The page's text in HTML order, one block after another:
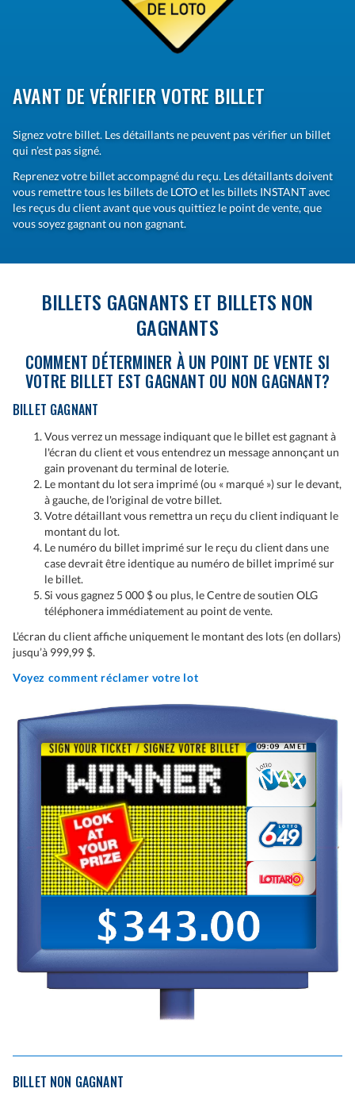
AVANT DE VÉRIFIER VOTRE BILLET
Signez votre billet. Les détaillants ne peuvent pas vérifier un billet
qui n’est pas signé.
Reprenez votre billet accompagné du reçu. Les détaillants doivent
vous remettre tous les billets de LOTO et les billets INSTANT avec
les reçus du client avant que vous quittiez le point de vente, que
vous soyez gagnant ou non gagnant.
BILLETS GAGNANTS ET BILLETS NON
GAGNANTS
COMMENT DÉTERMINER À UN POINT DE VENTE SI
VOTRE BILLET EST GAGNANT OU NON GAGNANT?
BILLET GAGNANT
Vous verrez un message indiquant que le billet est gagnant à
l'écran du client et vous entendrez un message annonçant un
gain provenant du terminal de loterie.
Le montant du lot sera imprimé (ou « marqué ») sur le devant,
à gauche, de l'original de votre billet.
Votre détaillant vous remettra un reçu du client indiquant le
montant du lot.
Le numéro du billet imprimé sur le reçu du client dans une
case devrait être identique au numéro de billet imprimé sur
le billet.
Si vous gagnez 5 000 $ ou plus, le Centre de soutien OLG
téléphonera immédiatement au point de vente.
L’écran du client affiche uniquement le montant des lots (en dollars)
jusqu’à 999,99 $.
Voyez comment réclamer votre lot
BILLET NON GAGNANT